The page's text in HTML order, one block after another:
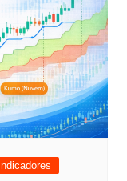
Indicadores